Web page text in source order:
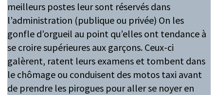
meilleurs postes leur sont réservés dans
l’administration (publique ou privée) On les
gonfle d’orgueil au point qu’elles ont tendance à
se croire supérieures aux garçons. Ceux-ci
galèrent, ratent leurs examens et tombent dans
le chômage ou conduisent des motos taxi avant
de prendre les pirogues pour aller se noyer en